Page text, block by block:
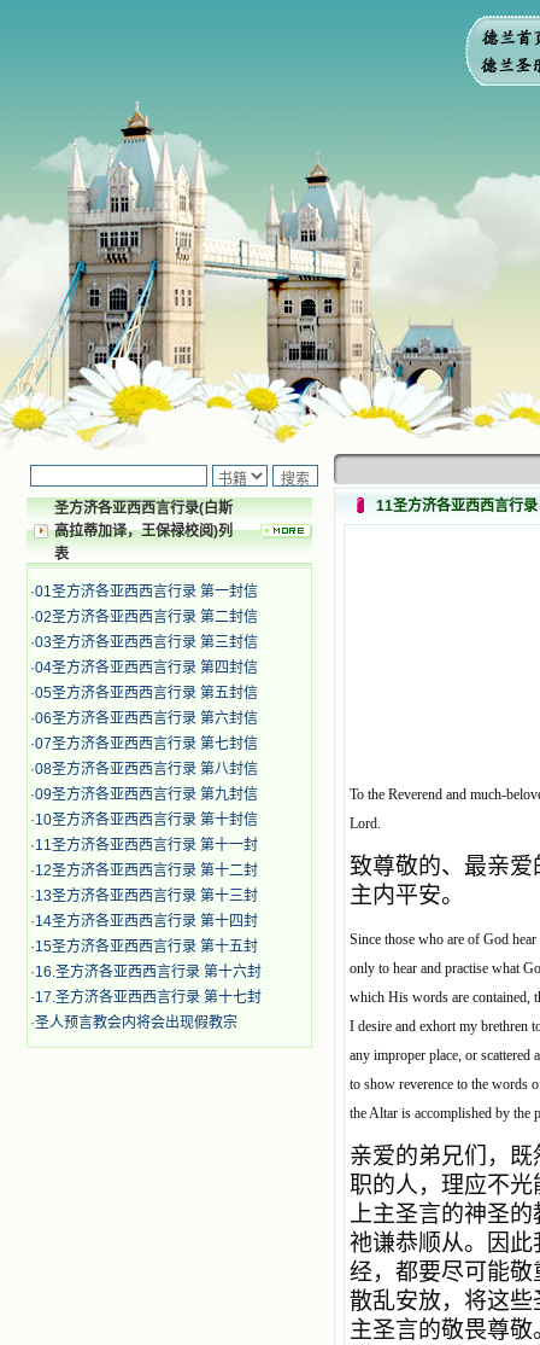
圣方济各亚西西言行录(白斯
高拉蒂加译，王保禄校阅)列
表
·01圣方济各亚西西言行录 第一封信
·02圣方济各亚西西言行录 第二封信
·03圣方济各亚西西言行录 第三封信
·04圣方济各亚西西言行录 第四封信
·05圣方济各亚西西言行录 第五封信
·06圣方济各亚西西言行录 第六封信
·07圣方济各亚西西言行录 第七封信
·08圣方济各亚西西言行录 第八封信
·09圣方济各亚西西言行录 第九封信
·10圣方济各亚西西言行录 第十封信
·11圣方济各亚西西言行录 第十一封
·12圣方济各亚西西言行录 第十二封
·13圣方济各亚西西言行录 第十三封
·14圣方济各亚西西言行录 第十四封
·15圣方济各亚西西言行录 第十五封
·16.圣方济各亚西西言行录 第十六封
·17.圣方济各亚西西言行录 第十七封
·圣人预言教会内将会出现假教宗
11圣方济各亚西西言行
To the Reverend and much-
Lord.
致尊敬的、最亲
主内平安。
Since those who are of God
only to hear and practise what
which His words are contained,
I desire and exhort my brethren
any improper place, or scattered
to show reverence to the words
the Altar is accomplished by the
亲爱的弟兄们，既
职的人，理应不
上主圣言的神圣
祂谦恭顺从。因
经，都要尽可能
散乱安放，将这
主圣言的敬畏尊